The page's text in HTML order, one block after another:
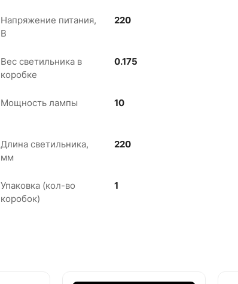
Напряжение питания,
В
220
Вес светильника в
коробке
0.175
Мощность лампы 10
Длина светильника,
мм
220
Упаковка (кол-во
коробок)
1